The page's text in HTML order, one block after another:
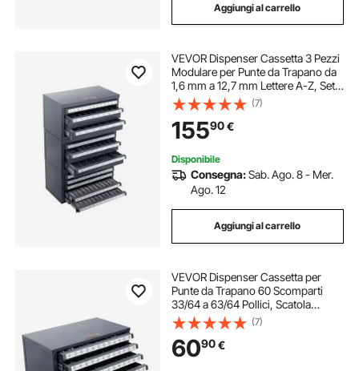
cassetta portachiavi armadietto
cassetta di metallo
cassetto con cassaforte cassette acciaio
cassetto estraibile 20
Aggiungi al carrello
VEVOR Dispenser Cassetta 3 Pezzi
Modulare per Punte da Trapano da
1,6 mm a 12,7 mm Lettere A-Z, Set
Cassetti per Punte da Trapano 5
Cassetti per Fili #1 a #60 Impilabile
Conservazione da Officina Garage
(7)
15590€
Disponibile
Consegna:Sab. Ago. 8 - Mer.
Ago. 12
Aggiungi al carrello
VEVOR Dispenser Cassetta per
Punte da Trapano 60 Scomparti
33/64 a 63/64 Pollici, Scatola
Cassetti per Punte da Trapano 5
Cassetti per Trapano 37,5x20x20
cm Impilabile Conservazione da
Officina Garage
(7)
6090€